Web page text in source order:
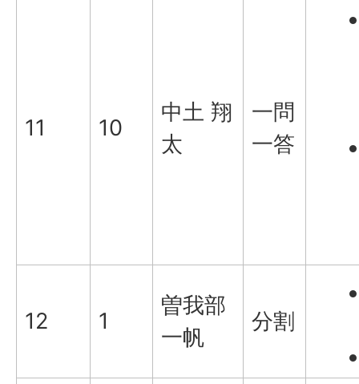
11 10
中土 翔
太
一問
一答
12 1
曽我部
一帆
分割